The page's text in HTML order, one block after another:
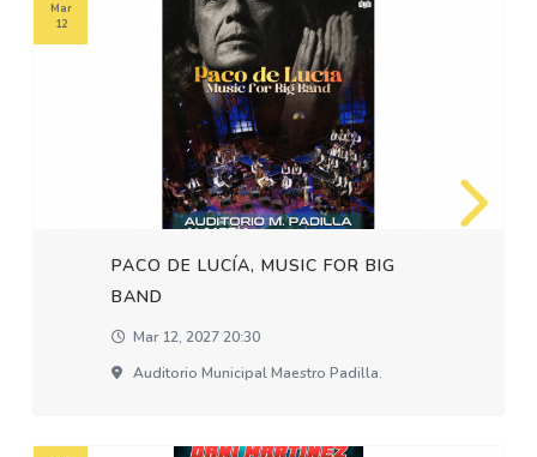
PACO DE LUCÍA, MUSIC FOR BIG
BAND
Mar 12, 2027 20:30
Auditorio Municipal Maestro Padilla.
Mar
12